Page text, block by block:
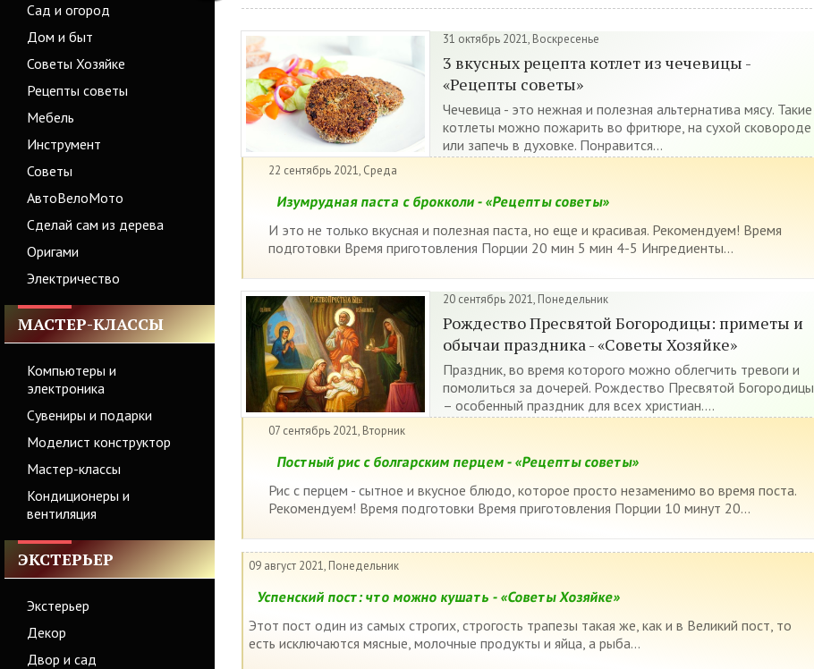
Сад и огород
Дом и быт
Советы Хозяйке
Рецепты советы
Мебель
Инструмент
Советы
АвтоВелоМото
Сделай сам из дерева
Оригами
Электричество
МАСТЕР-КЛАССЫ
Компьютеры и
электроника
Сувениры и подарки
Моделист конструктор
Мастер-классы
Кондиционеры и
вентиляция
ЭКСТЕРЬЕР
Экстерьер
Декор
Двор и сад
31 октябрь 2021, Воскресенье
3 вкусных рецепта котлет из чечевицы -
«Рецепты советы»
Чечевица - это нежная и полезная альтернатива мясу. Такие
котлеты можно пожарить во фритюре, на сухой сковороде
или запечь в духовке. Понравится...
22 сентябрь 2021, Среда
Изумрудная паста с брокколи - «Рецепты советы»
И это не только вкусная и полезная паста, но еще и красивая. Рекомендуем! Время
подготовки Время приготовления Порции 20 мин 5 мин 4-5 Ингредиенты...
20 сентябрь 2021, Понедельник
Рождество Пресвятой Богородицы: приметы и
обычаи праздника - «Советы Хозяйке»
Праздник, во время которого можно облегчить тревоги и
помолиться за дочерей. Рождество Пресвятой Богородицы
– особенный праздник для всех христиан....
07 сентябрь 2021, Вторник
Постный рис с болгарским перцем - «Рецепты советы»
Рис с перцем - сытное и вкусное блюдо, которое просто незаменимо во время поста.
Рекомендуем! Время подготовки Время приготовления Порции 10 минут 20...
09 август 2021, Понедельник
Успенский пост: что можно кушать - «Советы Хозяйке»
Этот пост один из самых строгих, строгость трапезы такая же, как и в Великий пост, то
есть исключаются мясные, молочные продукты и яйца, а рыба...